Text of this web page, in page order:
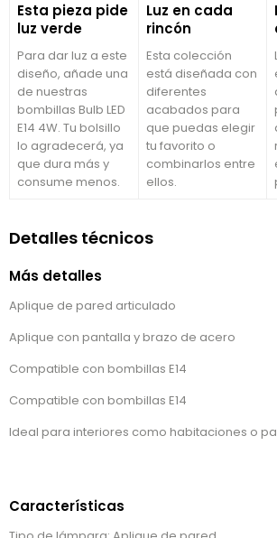
Esta pieza pide
luz verde
Para dar luz a este
diseño, añade una
de nuestras
bombillas Bulb LED
E14 4W. Tu bolsillo
lo agradecerá, ya
que dura más y
consume menos.
Luz en cada
rincón
Esta colección
está diseñada con
diferentes
acabados para
que puedas elegir
tu favorito o
combinarlos entre
ellos.
Detalles técnicos
Más detalles
Aplique de pared articulado
Aplique con pantalla y brazo de acero
Compatible con bombillas E14
Compatible con bombillas E14
Ideal para interiores como habitaciones o
Características